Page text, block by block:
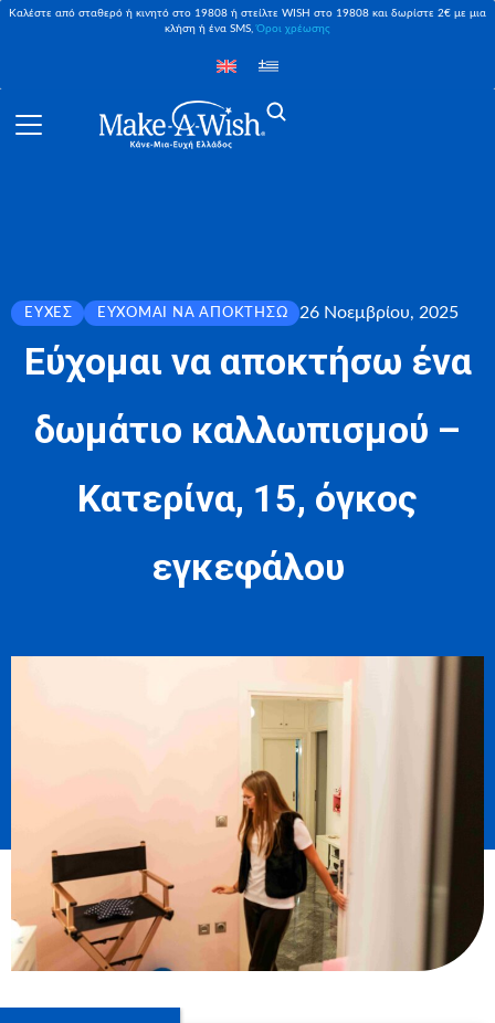
Καλέστε από σταθερό ή κινητό στο 19808 ή στείλτε WISH στο 19808 και δωρίστε 2€ με μια
κλήση ή ένα SMS,Όροι χρέωσης
ΕΥΧΈΣ ΕΎΧΟΜΑΙ ΝΑ ΑΠΟΚΤΉΣΩ 26 Νοεμβρίου, 2025
Εύχομαι να αποκτήσω ένα
δωμάτιο καλλωπισμού –
Κατερίνα, 15, όγκος
εγκεφάλου